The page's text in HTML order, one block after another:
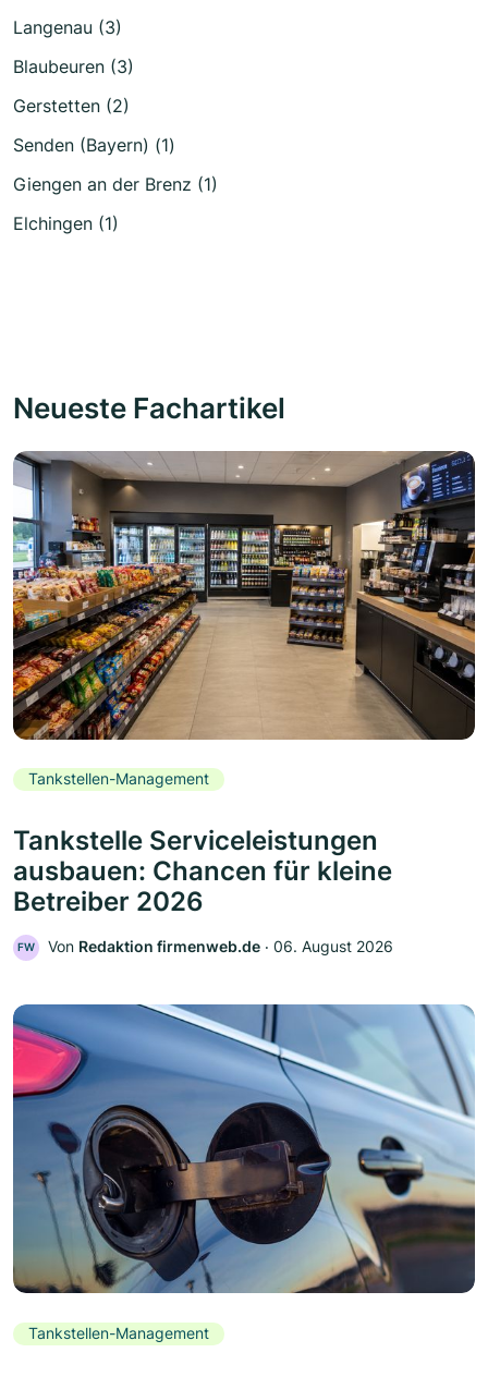
Langenau (3)
Blaubeuren (3)
Gerstetten (2)
Senden (Bayern) (1)
Giengen an der Brenz (1)
Elchingen (1)
Neueste Fachartikel
Tankstellen-Management
Tankstelle Serviceleistungen
ausbauen: Chancen für kleine
Betreiber 2026
FW Von Redaktion firmenweb.de ‧ 06. August 2026
Tankstellen-Management